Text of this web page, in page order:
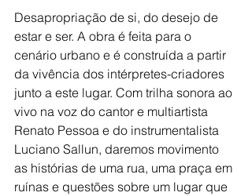
Desapropriação de si, do desejo de
estar e ser. A obra é feita para o
cenário urbano e é construída a partir
da vivência dos intérpretes-criadores
junto a este lugar. Com trilha sonora ao
vivo na voz do cantor e multiartista
Renato Pessoa e do instrumentalista
Luciano Sallun, daremos movimento
as histórias de uma rua, uma praça em
ruínas e questões sobre um lugar que